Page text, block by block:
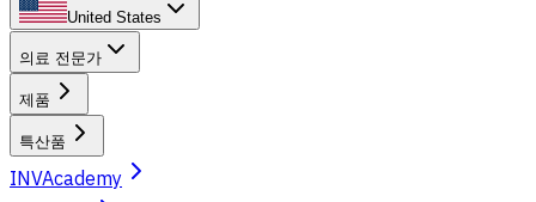
United States
의료 전문가
제품
특산품
INVAcademy